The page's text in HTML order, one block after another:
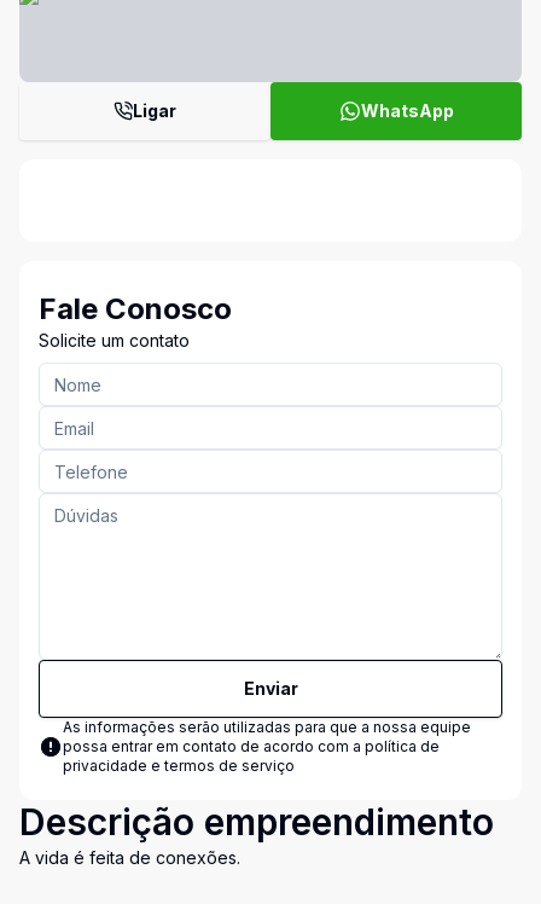
Ligar WhatsApp
Fale Conosco
Solicite um contato
Enviar
As informações serão utilizadas para que a nossa equipe
possa entrar em contato de acordo com a política de
privacidade e termos de serviço
Descrição empreendimento
A vida é feita de conexões.